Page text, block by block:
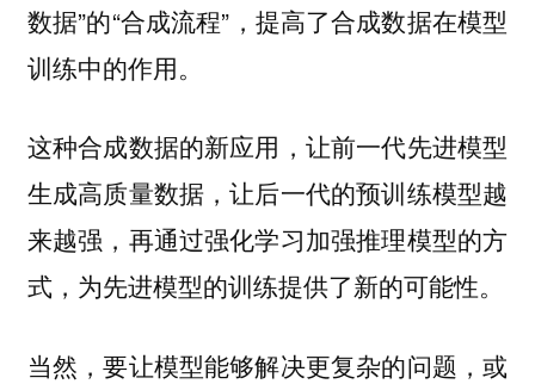
数据”的“合成流程”，提高了合成数据在模型
训练中的作用。
这种合成数据的新应用，让前一代先进模型
生成高质量数据，让后一代的预训练模型越
来越强，再通过强化学习加强推理模型的方
式，为先进模型的训练提供了新的可能性。
当然，要让模型能够解决更复杂的问题，或